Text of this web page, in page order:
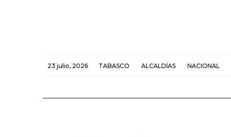
23 julio, 2026 TABASCO ALCALDÍAS NACIONAL